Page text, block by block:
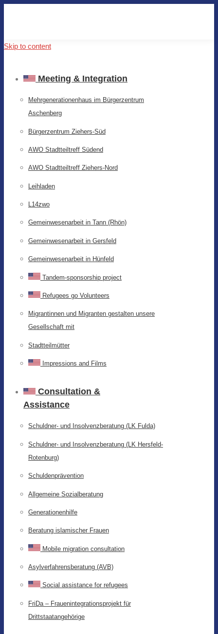
Skip to content
Meeting & Integration
Mehrgenerationenhaus im Bürgerzentrum
Aschenberg
Bürgerzentrum Ziehers-Süd
AWO Stadtteiltreff Südend
AWO Stadtteiltreff Ziehers-Nord
Leihladen
L14zwo
Gemeinwesenarbeit in Tann (Rhön)
Gemeinwesenarbeit in Gersfeld
Gemeinwesenarbeit in Hünfeld
Tandem-sponsorship project
Refugees go Volunteers
Migrantinnen und Migranten gestalten unsere
Gesellschaft mit
Stadtteilmütter
Impressions and Films
Consultation &
Assistance
Schuldner- und Insolvenzberatung (LK Fulda)
Schuldner- und Insolvenzberatung (LK Hersfeld-
Rotenburg)
Schuldenprävention
Allgemeine Sozialberatung
Generationenhilfe
Beratung islamischer Frauen
Mobile migration consultation
Asylverfahrensberatung (AVB)
Social assistance for refugees
FriDa – Frauenintegrationsprojekt für
Drittstaatangehörige